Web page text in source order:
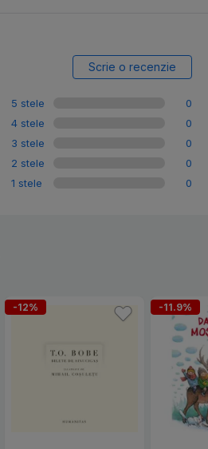
Scrie o recenzie
5 stele
0
4 stele
0
3 stele
0
2 stele
0
1 stele
0
-12% -11.9%